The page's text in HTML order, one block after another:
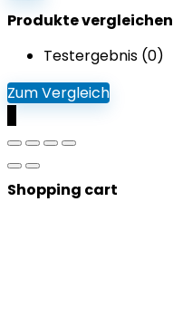
Produkte vergleichen
Testergebnis (0)
Zum Vergleich
Shopping cart